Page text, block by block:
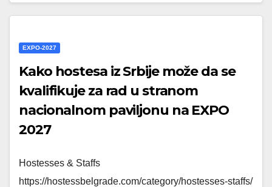
EXPO-2027
Kako hostesa iz Srbije može da se
kvalifikuje za rad u stranom
nacionalnom paviljonu na EXPO
2027
Hostesses & Staffs
https://hostessbelgrade.com/category/hostesses-staffs/